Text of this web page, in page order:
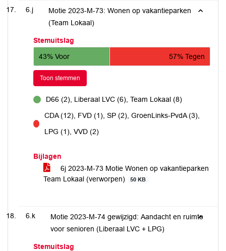
6.j
Motie 2023-M-73: Wonen op vakantieparken
(Team Lokaal)
Stemuitslag
43% Voor
57% Tegen
Toon stemmen
D66 (2), Liberaal LVC (6), Team Lokaal (8)
tegen
CDA (12), FVD (1), SP (2), GroenLinks-PvdA (3),
LPG (1), VVD (2)
Bijlagen
6j 2023-M-73 Motie Wonen op vakantieparken
Team Lokaal (verworpen)
50 KB
6.k
Motie 2023-M-74 gewijzigd: Aandacht en ruimte
voor senioren (Liberaal LVC + LPG)
Stemuitslag